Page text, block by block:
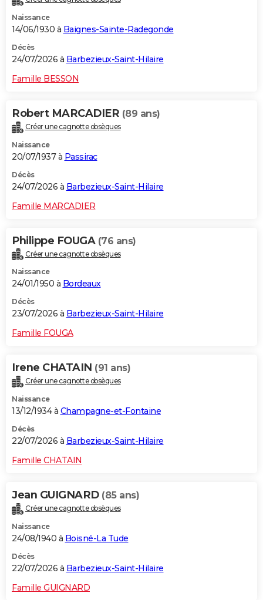
Naissance
14/06/1930 à Baignes-Sainte-Radegonde
Décès
24/07/2026 à Barbezieux-Saint-Hilaire
Famille BESSON
Robert MARCADIER (89 ans)
Créer une cagnotte obsèques
Naissance
20/07/1937 à Passirac
Décès
24/07/2026 à Barbezieux-Saint-Hilaire
Famille MARCADIER
Philippe FOUGA (76 ans)
Créer une cagnotte obsèques
Naissance
24/01/1950 à Bordeaux
Décès
23/07/2026 à Barbezieux-Saint-Hilaire
Famille FOUGA
Irene CHATAIN (91 ans)
Créer une cagnotte obsèques
Naissance
13/12/1934 à Champagne-et-Fontaine
Décès
22/07/2026 à Barbezieux-Saint-Hilaire
Famille CHATAIN
Jean GUIGNARD (85 ans)
Créer une cagnotte obsèques
Naissance
24/08/1940 à Boisné-La Tude
Décès
22/07/2026 à Barbezieux-Saint-Hilaire
Famille GUIGNARD